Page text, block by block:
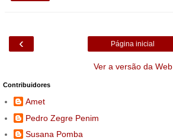
‹ Página inicial
Ver a versão da Web
Contribuidores
Amet
Pedro Zegre Penim
Susana Pomba